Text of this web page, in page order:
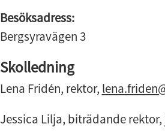
Besöksadress:
Bergsyravägen 3
Skolledning
Lena Fridén, rektor,
Jessica Lilja, biträdande rektor,